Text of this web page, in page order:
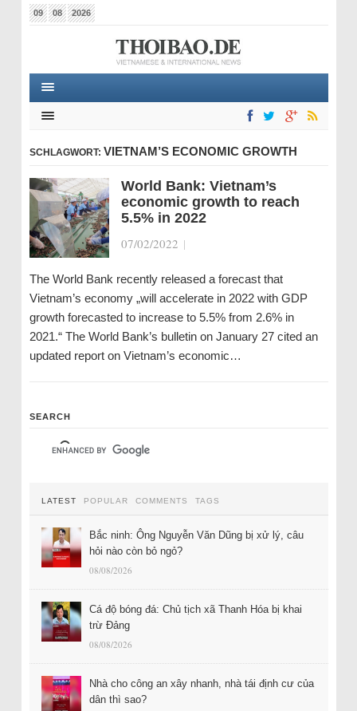
09 08 2026
SCHLAGWORT: VIETNAM’S ECONOMIC GROWTH
World Bank: Vietnam’s
economic growth to reach
5.5% in 2022
07/02/2022 |
The World Bank recently released a forecast that
Vietnam’s economy „will accelerate in 2022 with GDP
growth forecasted to increase to 5.5% from 2.6% in
2021.“ The World Bank’s bulletin on January 27 cited an
updated report on Vietnam’s economic…
SEARCH
LATEST POPULAR COMMENTS TAGS
Bắc ninh: Ông Nguyễn Văn Dũng bị xử lý, câu
hỏi nào còn bỏ ngỏ?
08/08/2026
Cá độ bóng đá: Chủ tịch xã Thanh Hóa bị khai
trừ Đảng
08/08/2026
Nhà cho công an xây nhanh, nhà tái định cư của
dân thì sao?